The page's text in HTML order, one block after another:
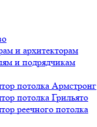
и архитекторам
и подрядчикам
потолка Армстронг
потолка Грильято
реечного потолка